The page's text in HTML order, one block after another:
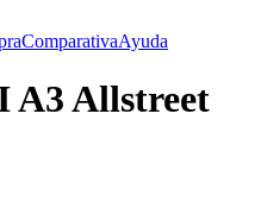
ComparativaAyuda
A3 Allstreet